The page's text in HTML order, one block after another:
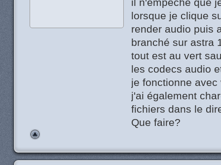
lorsque je clique
render audio puis
branché sur astra
tout est au vert
les codecs audio
je fonctionne avec
j'ai également
fichiers dans le
Que faire?